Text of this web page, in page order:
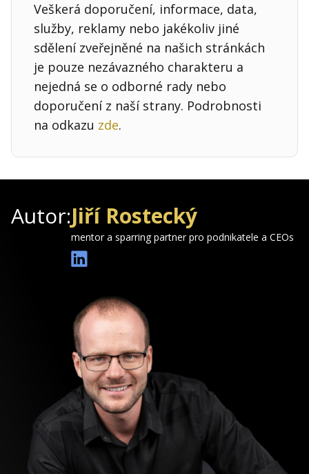
Veškerá doporučení, informace, data,
služby, reklamy nebo jakékoliv jiné
sdělení zveřejněné na našich stránkách
je pouze nezávazného charakteru a
nejedná se o odborné rady nebo
doporučení z naší strany. Podrobnosti
na odkazu zde.
Autor:Jiří Rostecký
mentor a sparring partner pro podnikatele a CEOs